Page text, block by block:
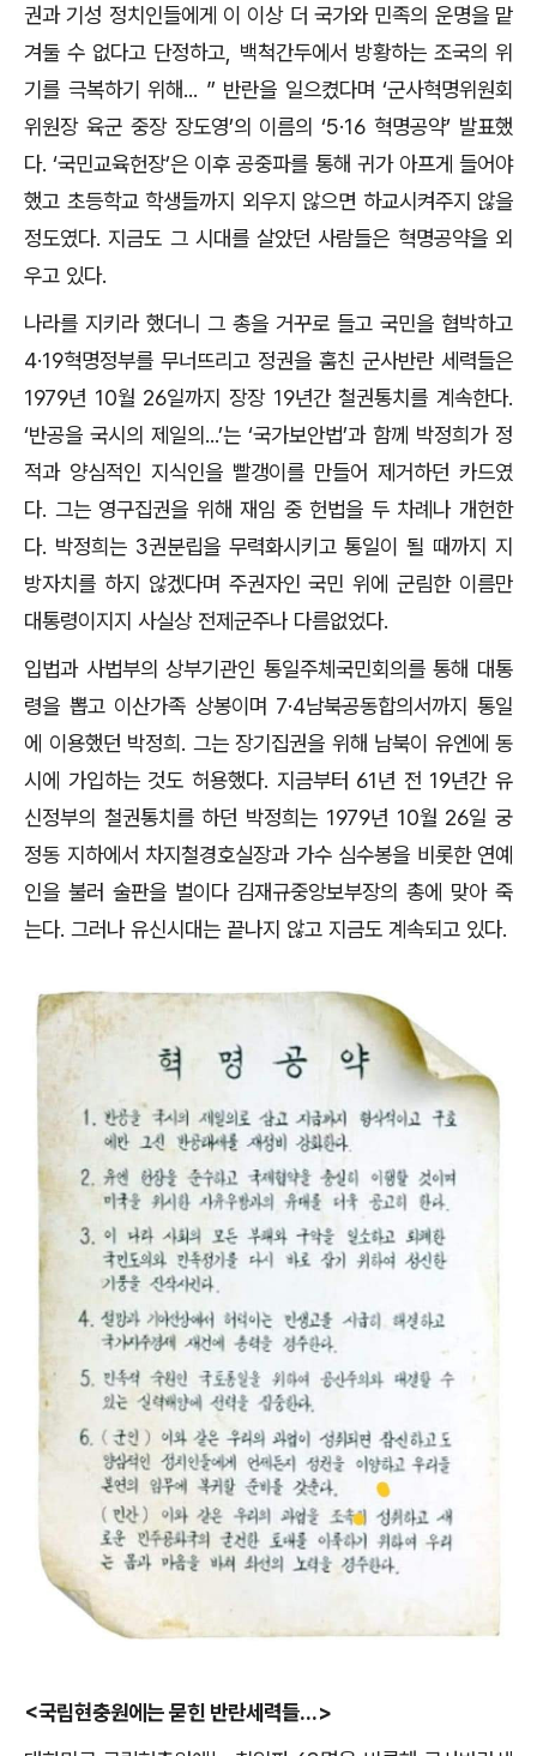
권과 기성 정치인들에게 이 이상 더 국가와 민족의 운명을 맡
겨둘 수 없다고 단정하고, 백척간두에서 방황하는 조국의 위
기를 극복하기 위해... ” 반란을 일으켰다며 ‘군사혁명위원회
위원장 육군 중장 장도영’의 이름의 ‘5·16 혁명공약’ 발표했
다. ‘국민교육헌장’은 이후 공중파를 통해 귀가 아프게 들어야
했고 초등학교 학생들까지 외우지 않으면 하교시켜주지 않을
정도였다. 지금도 그 시대를 살았던 사람들은 혁명공약을 외
우고 있다.
나라를 지키라 했더니 그 총을 거꾸로 들고 국민을 협박하고
4·19혁명정부를 무너뜨리고 정권을 훔친 군사반란 세력들은
1979년 10월 26일까지 장장 19년간 철권통치를 계속한다.
‘반공을 국시의 제일의...’는 ‘국가보안법’과 함께 박정희가 정
적과 양심적인 지식인을 빨갱이를 만들어 제거하던 카드였
다. 그는 영구집권을 위해 재임 중 헌법을 두 차례나 개헌한
다. 박정희는 3권분립을 무력화시키고 통일이 될 때까지 지
방자치를 하지 않겠다며 주권자인 국민 위에 군림한 이름만
대통령이지지 사실상 전제군주나 다름없었다.
입법과 사법부의 상부기관인 통일주체국민회의를 통해 대통
령을 뽑고 이산가족 상봉이며 7·4남북공동합의서까지 통일
에 이용했던 박정희. 그는 장기집권을 위해 남북이 유엔에 동
시에 가입하는 것도 허용했다. 지금부터 61년 전 19년간 유
신정부의 철권통치를 하던 박정희는 1979년 10월 26일 궁
정동 지하에서 차지철경호실장과 가수 심수봉을 비롯한 연예
인을 불러 술판을 벌이다 김재규중앙보부장의 총에 맞아 죽
는다. 그러나 유신시대는 끝나지 않고 지금도 계속되고 있다.
<국립현충원에는 묻힌 반란세력들...>